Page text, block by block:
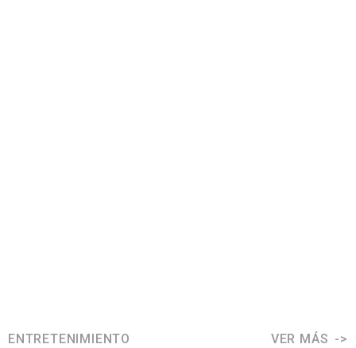
ENTRETENIMIENTO VER MÁS